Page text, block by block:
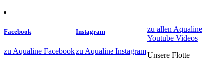
Facebook
zu Aqualine Facebook
Instagram
zu Aqualine Instagram
zu allen Aqualine
Youtube Videos
Unsere Flotte